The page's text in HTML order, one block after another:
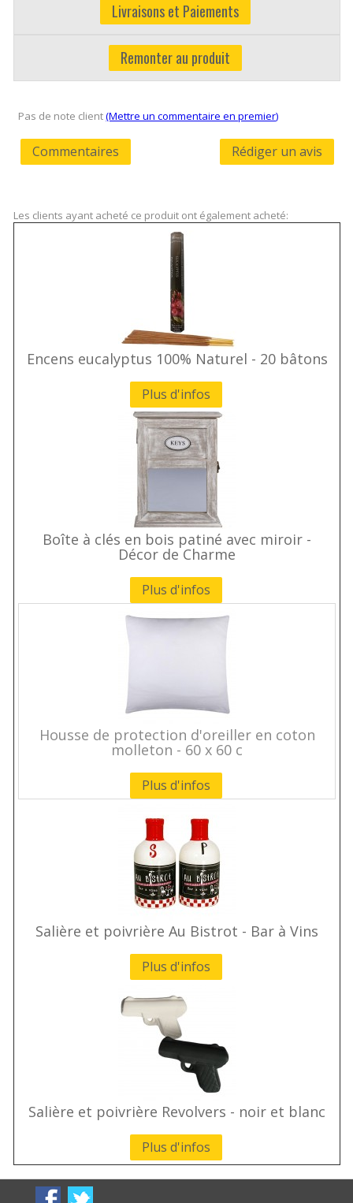
Livraisons et Paiements
Remonter au produit
Pas de note client(Mettre un commentaire en premier)
Commentaires Rédiger un avis
Les clients ayant acheté ce produit ont également acheté:
Encens eucalyptus 100% Naturel - 20 bâtons
Plus d'infos
Boîte à clés en bois patiné avec miroir -
Décor de Charme
Plus d'infos
Housse de protection d'oreiller en coton
molleton - 60 x 60 c
Plus d'infos
Salière et poivrière Au Bistrot - Bar à Vins
Plus d'infos
Salière et poivrière Revolvers - noir et blanc
Plus d'infos